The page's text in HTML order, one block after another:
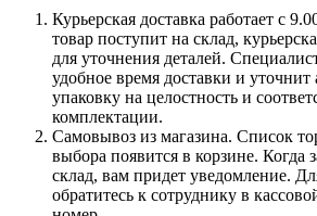
Курьерская доставка работает с
товар поступит на склад,
для уточнения деталей.
удобное время доставки и
упаковку на целостность и
комплектации.
Самовывоз из магазина. Список
выбора появится в корзине. Когда
склад, вам придет уведомление.
обратитесь к сотруднику в